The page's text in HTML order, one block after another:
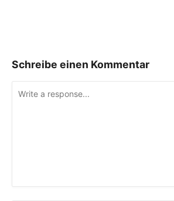
Schreibe einen Kommentar